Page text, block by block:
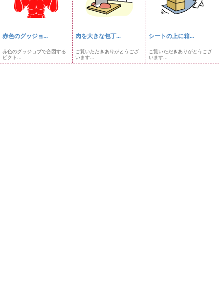
赤色のグッジョ...
赤色のグッジョブで合図する
ピクト...
肉を大きな包丁...
ご覧いただきありがとうござ
います...
シートの上に箱...
ご覧いただきありがとうござ
います...